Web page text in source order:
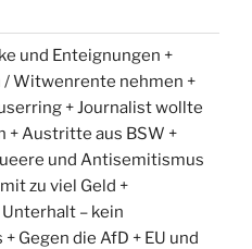
und Enteignungen +
Witwenrente nehmen +
+ Journalist wollte
+ Austritte aus BSW +
und Antisemitismus
zu viel Geld +
– kein
Gegen die AfD + EU und